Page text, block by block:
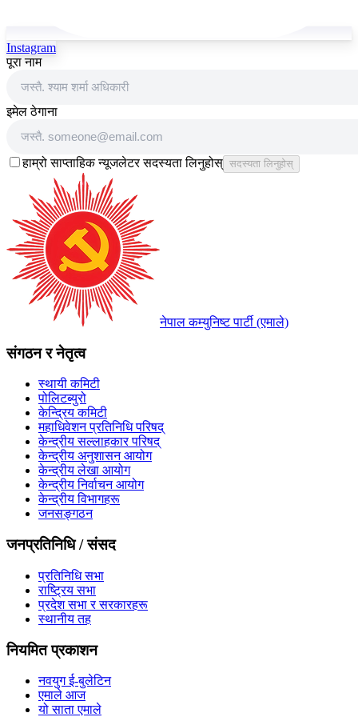
Instagram
पूरा नाम
इमेल ठेगाना
हाम्रो साप्ताहिक न्यूजलेटर सदस्यता लिनुहोस् सदस्यता लिनुहोस्
नेपाल कम्युनिष्ट पार्टी (एमाले)
संगठन र नेतृत्व
स्थायी कमिटी
पोलिटब्युरो
केन्द्रिय कमिटी
महाधिवेशन प्रतिनिधि परिषद्
केन्द्रीय सल्लाहकार परिषद्
केन्द्रीय अनुशासन आयोग
केन्द्रीय लेखा आयोग
केन्द्रीय निर्वाचन आयोग
केन्द्रीय विभागहरू
जनसङ्गठन
जनप्रतिनिधि / संसद
प्रतिनिधि सभा
राष्ट्रिय सभा
प्रदेश सभा र सरकारहरू
स्थानीय तह
नियमित प्रकाशन
नवयुग ई-बुलेटिन
एमाले आज
यो साता एमाले